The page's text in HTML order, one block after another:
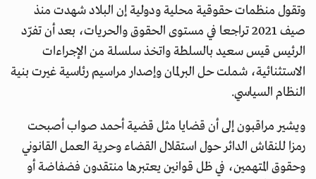
وتقول منظمات حقوقية محلية ودولية إن البلاد شهدت منذ
صيف 2021 تراجعا في مستوى الحقوق والحريات، بعد أن تفرّد
الرئيس قيس سعيد بالسلطة واتخذ سلسلة من الإجراءات
الاستثنائية، شملت حل البرلمان وإصدار مراسيم رئاسية غيرت بنية
النظام السياسي.
ويشير مراقبون إلى أن قضايا مثل قضية أحمد صواب أصبحت
رمزا للنقاش الدائر حول استقلال القضاء وحرية العمل القانوني
وحقوق المتهمين، في ظل قوانين يعتبرها منتقدون فضفاضة أو